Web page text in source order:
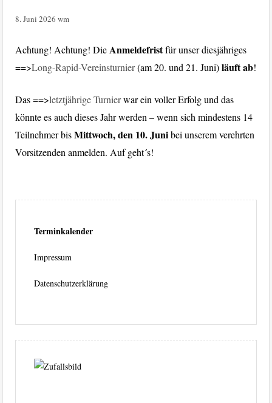
8. Juni 2026 wm
Achtung! Achtung! Die Anmeldefristfür unser diesjähriges
==>Long-Rapid-Vereinsturnier(am 20. und 21. Juni)läuft ab!
Das ==>letztjährige Turnierwar ein voller Erfolg und das
könnte es auch dieses Jahr werden – wenn sich mindestens 14
Teilnehmer bisMittwoch, den 10. Junibei unserem verehrten
Vorsitzenden anmelden. Auf geht´s!
Terminkalender
Impressum
Datenschutzerklärung